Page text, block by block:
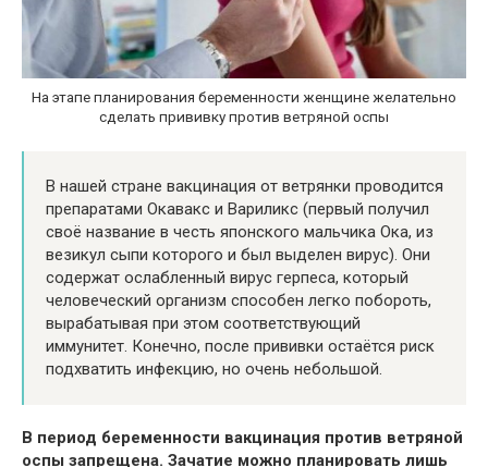
На этапе планирования беременности женщине желательно
сделать прививку против ветряной оспы
В нашей стране вакцинация от ветрянки проводится
препаратами Окавакс и Вариликс (первый получил
своё название в честь японского мальчика Ока, из
везикул сыпи которого и был выделен вирус). Они
содержат ослабленный вирус герпеса, который
человеческий организм способен легко побороть,
вырабатывая при этом соответствующий
иммунитет. Конечно, после прививки остаётся риск
подхватить инфекцию, но очень небольшой.
В период беременности вакцинация против ветряной
оспы запрещена. Зачатие можно планировать лишь